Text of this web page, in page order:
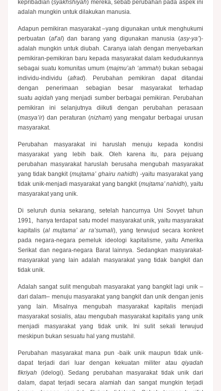
kepribadian (syakhshiyah) mereka, sebab perubahan pada aspek ini
adalah mungkin untuk dilakukan manusia.
Adapun pemikiran masyarakat –yang digunakan untuk menghukumi
perbuatan (af’al) dan barang yang digunakan manusia (asy-ya’)-
adalah mungkin untuk diubah. Caranya ialah dengan menyebarkan
pemikiran-pemikiran baru kepada masyarakat dalam kedudukannya
sebagai suatu komunitas umum (majmu’ah ‘ammah) bukan sebagai
individu-individu (afrad). Perubahan pemikiran dapat ditandai
dengan penerimaan sebagian besar masyarakat terhadap
suatuaqidah yang menjadi sumber berbagai pemikiran. Perubahan
pemikiran ini selanjutnya diikuti dengan perubahan perasaan
(masya’ir) dan peraturan (nizham) yang mengatur berbagai urusan
masyarakat.
Perubahan masyarakat ini haruslah menuju kepada kondisi
masyarakat yang lebih baik. Oleh karena itu, para pejuang
perubahan masyarakat haruslah berusaha mengubah masyarakat
yang tidak bangkit (mujtama’ ghairu nahidh) -yaitu masyarakat yang
tidak unik-menjadi masyarakat yang bangkit (mujtama’ nahidh), yaitu
masyarakat yang unik.
Di seluruh dunia sekarang, setelah hancurnya Uni Sovyet tahun
1991, hanya terdapat satu model masyarakat unik, yaitu masyarakat
kapitalis (al mujtama’ ar ra’sumali), yang terwujud secara konkret
pada negara-negara pemeluk ideologi kapitalisme, yaitu Amerika
Serikat dan negara-negara Barat lainnya. Sedangkan masyarakat-
masyarakat yang lain adalah masyarakat yang tidak bangkit dan
tidak unik.
Adalah sangat sulit mengubah masyarakat yang bangkit lagi unik –
dari dalam– menuju masyarakat yang bangkit dan unik dengan jenis
yang lain. Misalnya mengubah masyarakat kapitalis menjadi
masyarakat sosialis, atau mengubah masyarakat kapitalis yang unik
menjadi masyarakat yang tidak unik. Ini sulit sekali terwujud
meskipun bukan sesuatu hal yang mustahil.
Perubahan masyarakat mana pun -baik unik maupun tidak unik-
dapat terjadi dari luar dengan kekuatan militer atau qiyadah
fikriyah (idelogi). Sedang perubahan masyarakat tidak unik dari
dalam, dapat terjadi secara alamiah dan sangat mungkin terjadi